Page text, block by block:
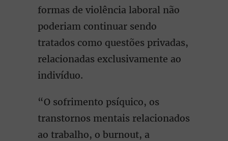
formas de violência laboral não
poderiam continuar sendo
tratados como questões privadas,
relacionadas exclusivamente ao
indivíduo.
“O sofrimento psíquico, os
transtornos mentais relacionados
ao trabalho, o burnout, a